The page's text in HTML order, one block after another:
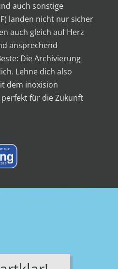
auch sonstige
landen nicht nur sicher
auch gleich auf Herz
ansprechend
Die Archivierung
Lehne dich also
dem inoxision
für die Zukunft